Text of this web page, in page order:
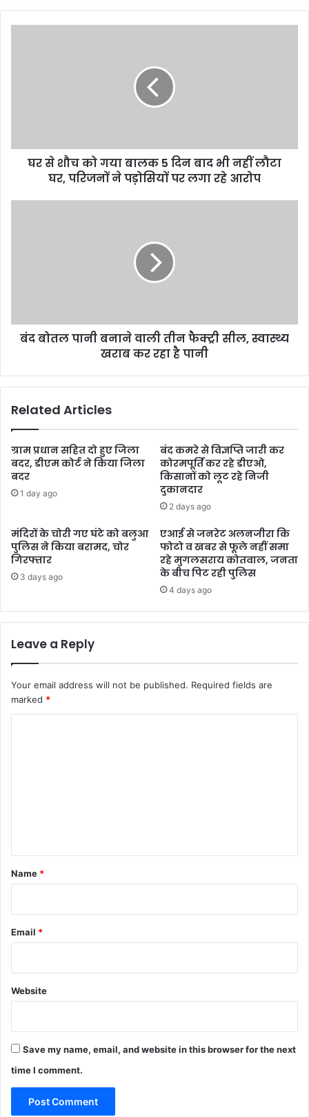
घर से शौच को गया बालक 5 दिन बाद भी नहीं लौटा
घर, परिजनों ने पड़ोसियों पर लगा रहे आरोप
बंद बोतल पानी बनाने वाली तीन फैक्ट्री सील, स्वास्थ्य
खराब कर रहा है पानी
Related Articles
ग्राम प्रधान सहित दो हुए जिला
बदर, डीएम कोर्ट ने किया जिला
बदर
1 day ago
बंद कमरे से विज्ञप्ति जारी कर
कोरमपूर्ति कर रहे डीएओ,
किसानों को लूट रहे निजी
दुकानदार
2 days ago
मंदिरों के चोरी गए घंटे को बलुआ
पुलिस ने किया बरामद, चोर
गिरफ्तार
3 days ago
एआई से जनरेट अलनजीरा कि
फोटो व खबर से फूले नहीं समा
रहे मुगलसराय कोतवाल, जनता
के बीच पिट रही पुलिस
4 days ago
Leave a Reply
Your email address will not be published. Required fields are
marked *
*
Name *
Email *
Website
Save my name, email, and website in this browser for the next
time I comment.